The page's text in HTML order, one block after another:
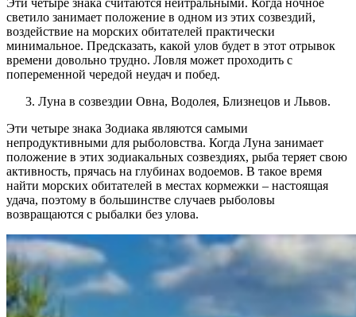
светило занимает положение в одном из этих созвездий,
воздействие на морских обитателей практически
минимальное. Предсказать, какой улов будет в этот отрывок
времени довольно трудно. Ловля может проходить с
попеременной чередой неудач и побед.
Луна в созвездии Овна, Водолея, Близнецов и Львов.
Эти четыре знака Зодиака являются самыми
непродуктивными для рыболовства. Когда Луна занимает
положение в этих зодиакальных созвездиях, рыба теряет свою
активность, прячась на глубинах водоемов. В такое время
найти морских обитателей в местах кормежки – настоящая
удача, поэтому в большинстве случаев рыболовы
возвращаются с рыбалки без улова.